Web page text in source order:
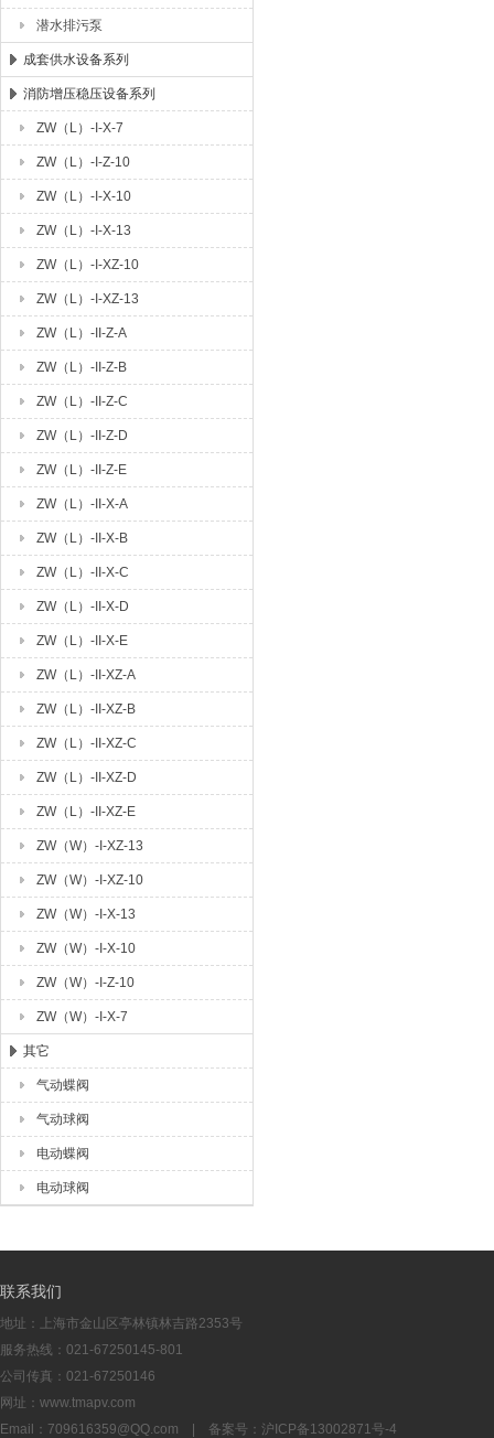
潜水排污泵
成套供水设备系列
消防增压稳压设备系列
ZW（L）-I-X-7
ZW（L）-I-Z-10
ZW（L）-I-X-10
ZW（L）-I-X-13
ZW（L）-I-XZ-10
ZW（L）-I-XZ-13
ZW（L）-II-Z-A
ZW（L）-II-Z-B
ZW（L）-II-Z-C
ZW（L）-II-Z-D
ZW（L）-II-Z-E
ZW（L）-II-X-A
ZW（L）-II-X-B
ZW（L）-II-X-C
ZW（L）-II-X-D
ZW（L）-II-X-E
ZW（L）-II-XZ-A
ZW（L）-II-XZ-B
ZW（L）-II-XZ-C
ZW（L）-II-XZ-D
ZW（L）-II-XZ-E
ZW（W）-I-XZ-13
ZW（W）-I-XZ-10
ZW（W）-I-X-13
ZW（W）-I-X-10
ZW（W）-I-Z-10
ZW（W）-I-X-7
其它
气动蝶阀
气动球阀
电动蝶阀
电动球阀
联系我们
地址：上海市金山区亭林镇林吉路2353号
服务热线：021-67250145-801
公司传真：021-67250146
网址：www.tmapv.com
Email： 709616359@QQ.com | 备案号： 沪ICP备13002871号-4